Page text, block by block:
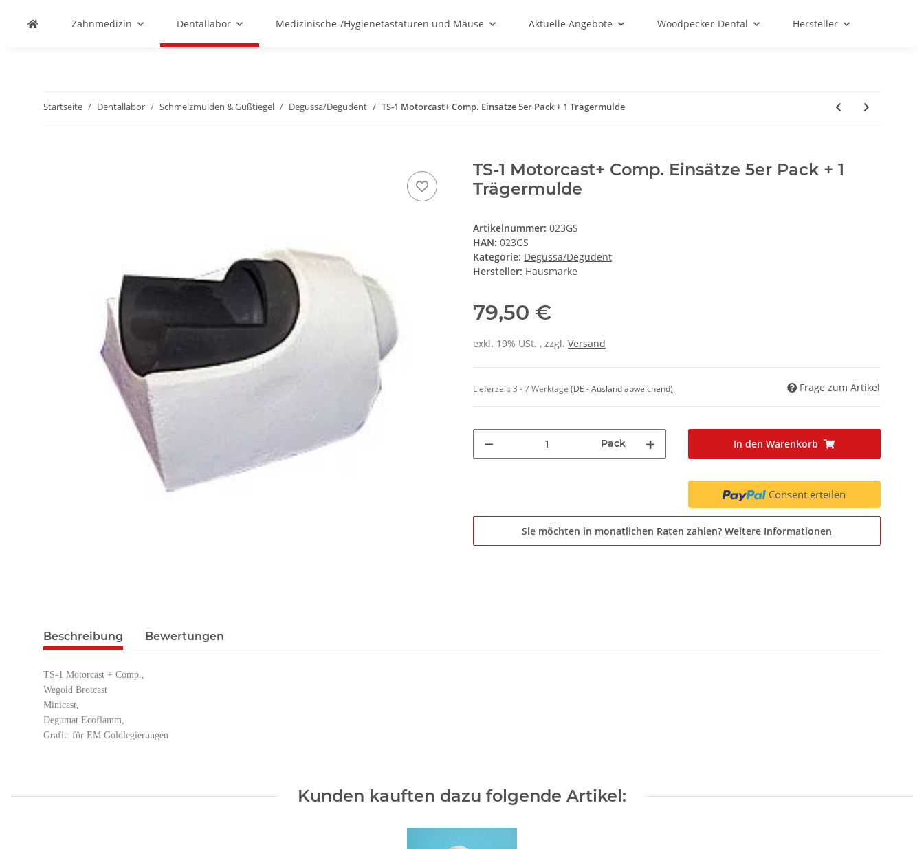
Zahnmedizin Dentallabor Medizinische-/Hygienetastaturen und Mäuse Aktuelle Angebote Woodpecker-Dental Hersteller
Startseite Dentallabor Schmelzmulden & Gußtiegel Degussa/Degudent TS-1 Motorcast+ Comp. Einsätze 5er Pack + 1 Trägermulde
TS-1 Motorcast+ Comp. Einsätze 5er Pack + 1
Trägermulde
Artikelnummer: 023GS
HAN: 023GS
Kategorie: Degussa/Degudent
Hersteller: Hausmarke
79,50 €
exkl. 19% USt. , zzgl. Versand
Lieferzeit:3 - 7 Werktage (DE - Ausland abweichend) Frage zum Artikel
Pack In den Warenkorb
Consent erteilen
Sie möchten in monatlichen Raten zahlen? Weitere Informationen
Beschreibung Bewertungen
TS-1 Motorcast + Comp.,
Wegold Brotcast
Minicast,
Degumat Ecoflamm,
Grafit: für EM Goldlegierungen
Kunden kauften dazu folgende Artikel: